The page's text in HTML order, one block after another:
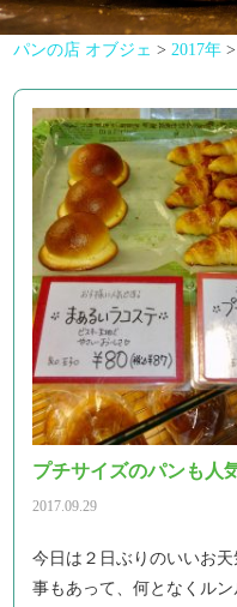
パンの店 オブジェ >2017年
プチサイズのパンも人
2017.09.29
今日は２日ぶりのいいお
事もあって、何となくル